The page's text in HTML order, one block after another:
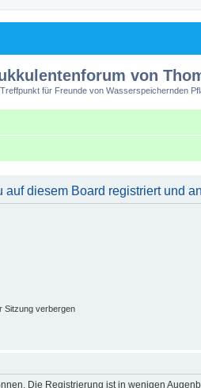
von
für Freunde von Wasserspeichernden
diesem Board registriert und
Sitzung verbergen
Die Registrierung ist in wenigen